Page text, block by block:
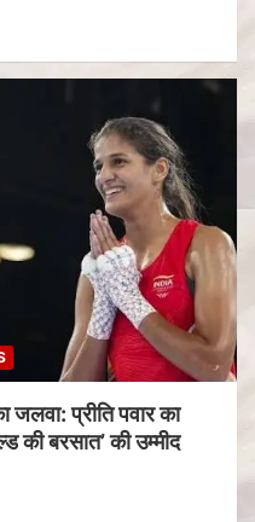
प्रीति पवार का
की बरसात’ की उम्मीद